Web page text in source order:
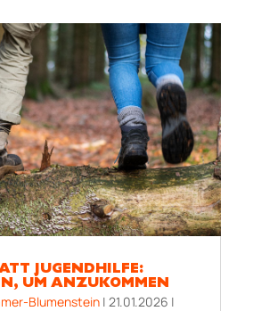
JUGENDHILFE:
UM ANZUKOMMEN
Blumenstein| 21.01.2026 |